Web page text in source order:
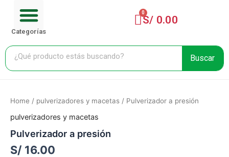
contenido
Menu
Categorías
S/ 0.00
Cart
Buscar
Home / pulverizadores y macetas / Pulverizador a presión
pulverizadores y macetas
Pulverizador a presión
S/ 16.00
presión
quantity